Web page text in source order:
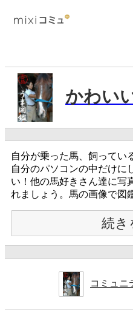
かわい
自分が乗った馬、飼ってい
自分のパソコンの中だけに
い！他の馬好きさん達に写
れましょう。馬の画像で図
続き
コミュニ